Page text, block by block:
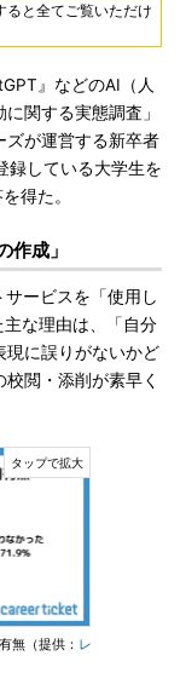
ると全てご覧いただけ
』などのAI（人
関する実態調査」
ズが運営する新卒者
録している大学生を
得た。
作成」
ービスを「使用し
な理由は、「自分
現に誤りがないかど
閲・添削が素早く
無（提供： レ